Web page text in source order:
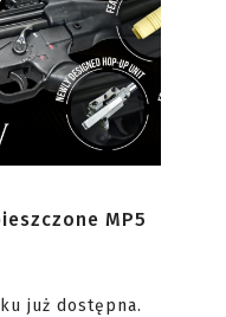
MP5
już dostępna.